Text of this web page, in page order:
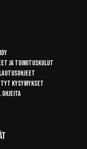
ja toimituskulut
kysymykset
ohjeita